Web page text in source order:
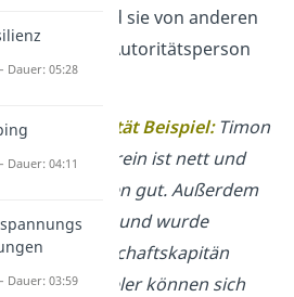
wird sie von anderen
und als Autoritätsperson
Autorität Beispiel:Timon
Sportverein ist nett und
sich mit allen gut. Außerdem
und wurde
zum Mannschaftskapitän
Alle Mitspieler können sich
Dauer: 05:28
Dauer: 04:11
Dauer: 03:59